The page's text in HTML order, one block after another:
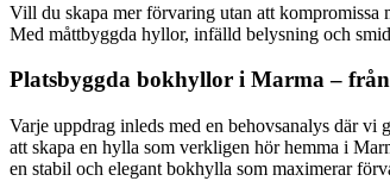
Vill du skapa mer förvaring utan att kompromissa
Med måttbyggda hyllor, infälld belysning och
Platsbyggda bokhyllor i Marma –
Varje uppdrag inleds med en behovsanalys där
att skapa en hylla som verkligen hör hemma i
en stabil och elegant bokhylla som maximerar